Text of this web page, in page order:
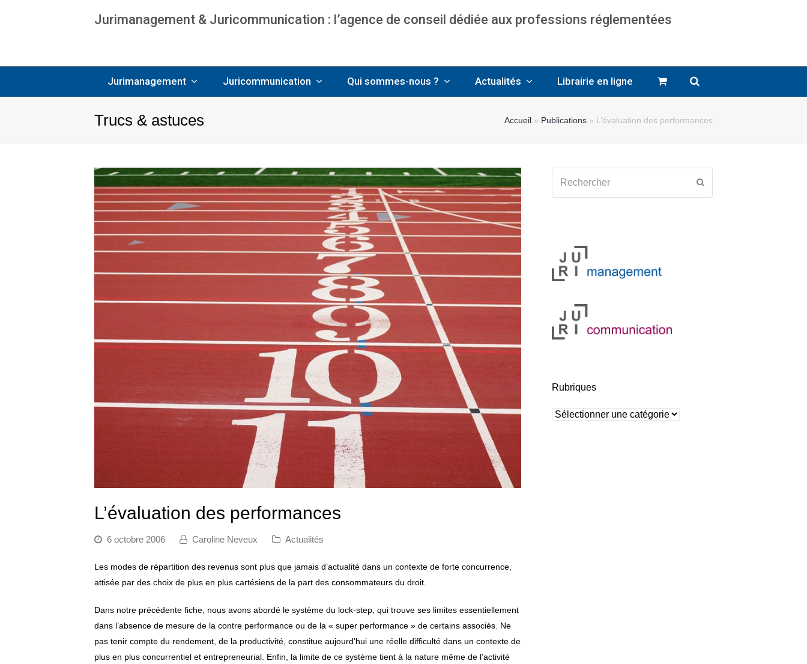
Jurimanagement & Juricommunication : l’agence de conseil dédiée aux professions réglementées
Jurimanagement Juricommunication Qui sommes-nous ? Actualités Librairie en ligne
Trucs & astuces Accueil » Publications » L’évaluation des performances
L’évaluation des performances
6 octobre 2006 Caroline Neveux Actualités
Les modes de répartition des revenus sont plus que jamais d’actualité dans un contexte de forte concurrence,
attisée par des choix de plus en plus cartésiens de la part des consommateurs du droit.
Dans notre précédente fiche, nous avons abordé le système du lock-step, qui trouve ses limites essentiellement
dans l’absence de mesure de la contre performance ou de la « super performance » de certains associés. Ne
pas tenir compte du rendement, de la productivité, constitue aujourd’hui une réelle difficulté dans un contexte de
plus en plus concurrentiel et entrepreneurial. Enfin, la limite de ce système tient à la nature même de l’activité
Rubriques
Rubriques